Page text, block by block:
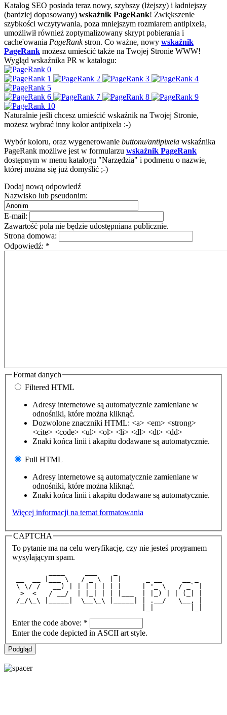
Katalog SEO posiada teraz nowy, szybszy (lżejszy) i ładniejszy
(bardziej dopasowany) wskaźnik PageRank! Zwiększenie
szybkości wczytywania, poza mniejszym rozmiarem antipixela,
umożliwił również zoptymalizowany skrypt pobierania i
cache'owania PageRankstron. Co ważne, nowy wskaźnik
PageRank możesz umieścić także na Twojej Stronie WWW!
Wygląd wskaźnika PR w katalogu:
Naturalnie jeśli chcesz umieścić wskaźnik na Twojej Stronie,
możesz wybrać inny kolor antipixela :-)
Wybór koloru, oraz wygenerowanie buttonu/antipixela wskaźnika
PageRank możliwe jest w formularzu wskaźnik PageRank
dostępnym w menu katalogu "Narzędzia" i podmenu o nazwie,
której można się już domyślić ;-)
Dodaj nową odpowiedź
Nazwisko lub pseudonim:
E-mail:
Zawartość pola nie będzie udostępniana publicznie.
Strona domowa:
Odpowiedź: *
Format danych
Filtered HTML
Adresy internetowe są automatycznie zamieniane w
odnośniki, które można kliknąć.
Dozwolone znaczniki HTML: <a> <em> <strong>
<cite> <code> <ul> <ol> <li> <dl> <dt> <dd>
Znaki końca linii i akapitu dodawane są automatycznie.
Full HTML
Adresy internetowe są automatycznie zamieniane w
odnośniki, które można kliknąć.
Znaki końca linii i akapitu dodawane są automatycznie.
Więcej informacji na temat formatowania
CAPTCHA
To pytanie ma na celu weryfikację, czy nie jesteś programem
wysyłającym spam.
__  __ |___ \   / _ \  | |      _ __     __ _
\ \/ /   __) | | | | | | |     | '_ \   / _` |
  >  <   / __/  | |_| | | |___  | |_) | | (_| |
/_/\_\ |_____|  \__\_\ |_____| | .__/   \__, |
Enter the code above: *
Enter the code depicted in ASCII art style.